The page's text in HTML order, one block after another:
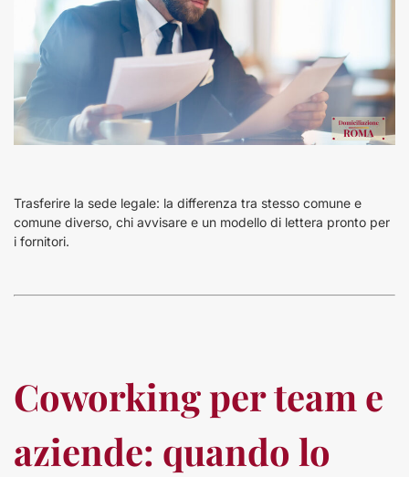
Trasferire la sede legale: la differenza tra stesso comune e
comune diverso, chi avvisare e un modello di lettera pronto per
i fornitori.
Coworking per team e
aziende: quando lo